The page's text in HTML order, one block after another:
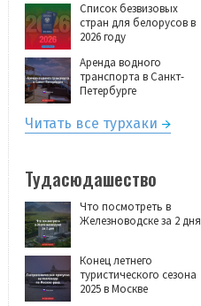
Список безвизовых
стран для белорусов в
2026 году
Аренда водного
транспорта в Санкт-
Петербурге
Читать все турхаки
Тудасюдашество
Что посмотреть в
Железноводске за 2 дня
Конец летнего
туристического сезона
2025 в Москве